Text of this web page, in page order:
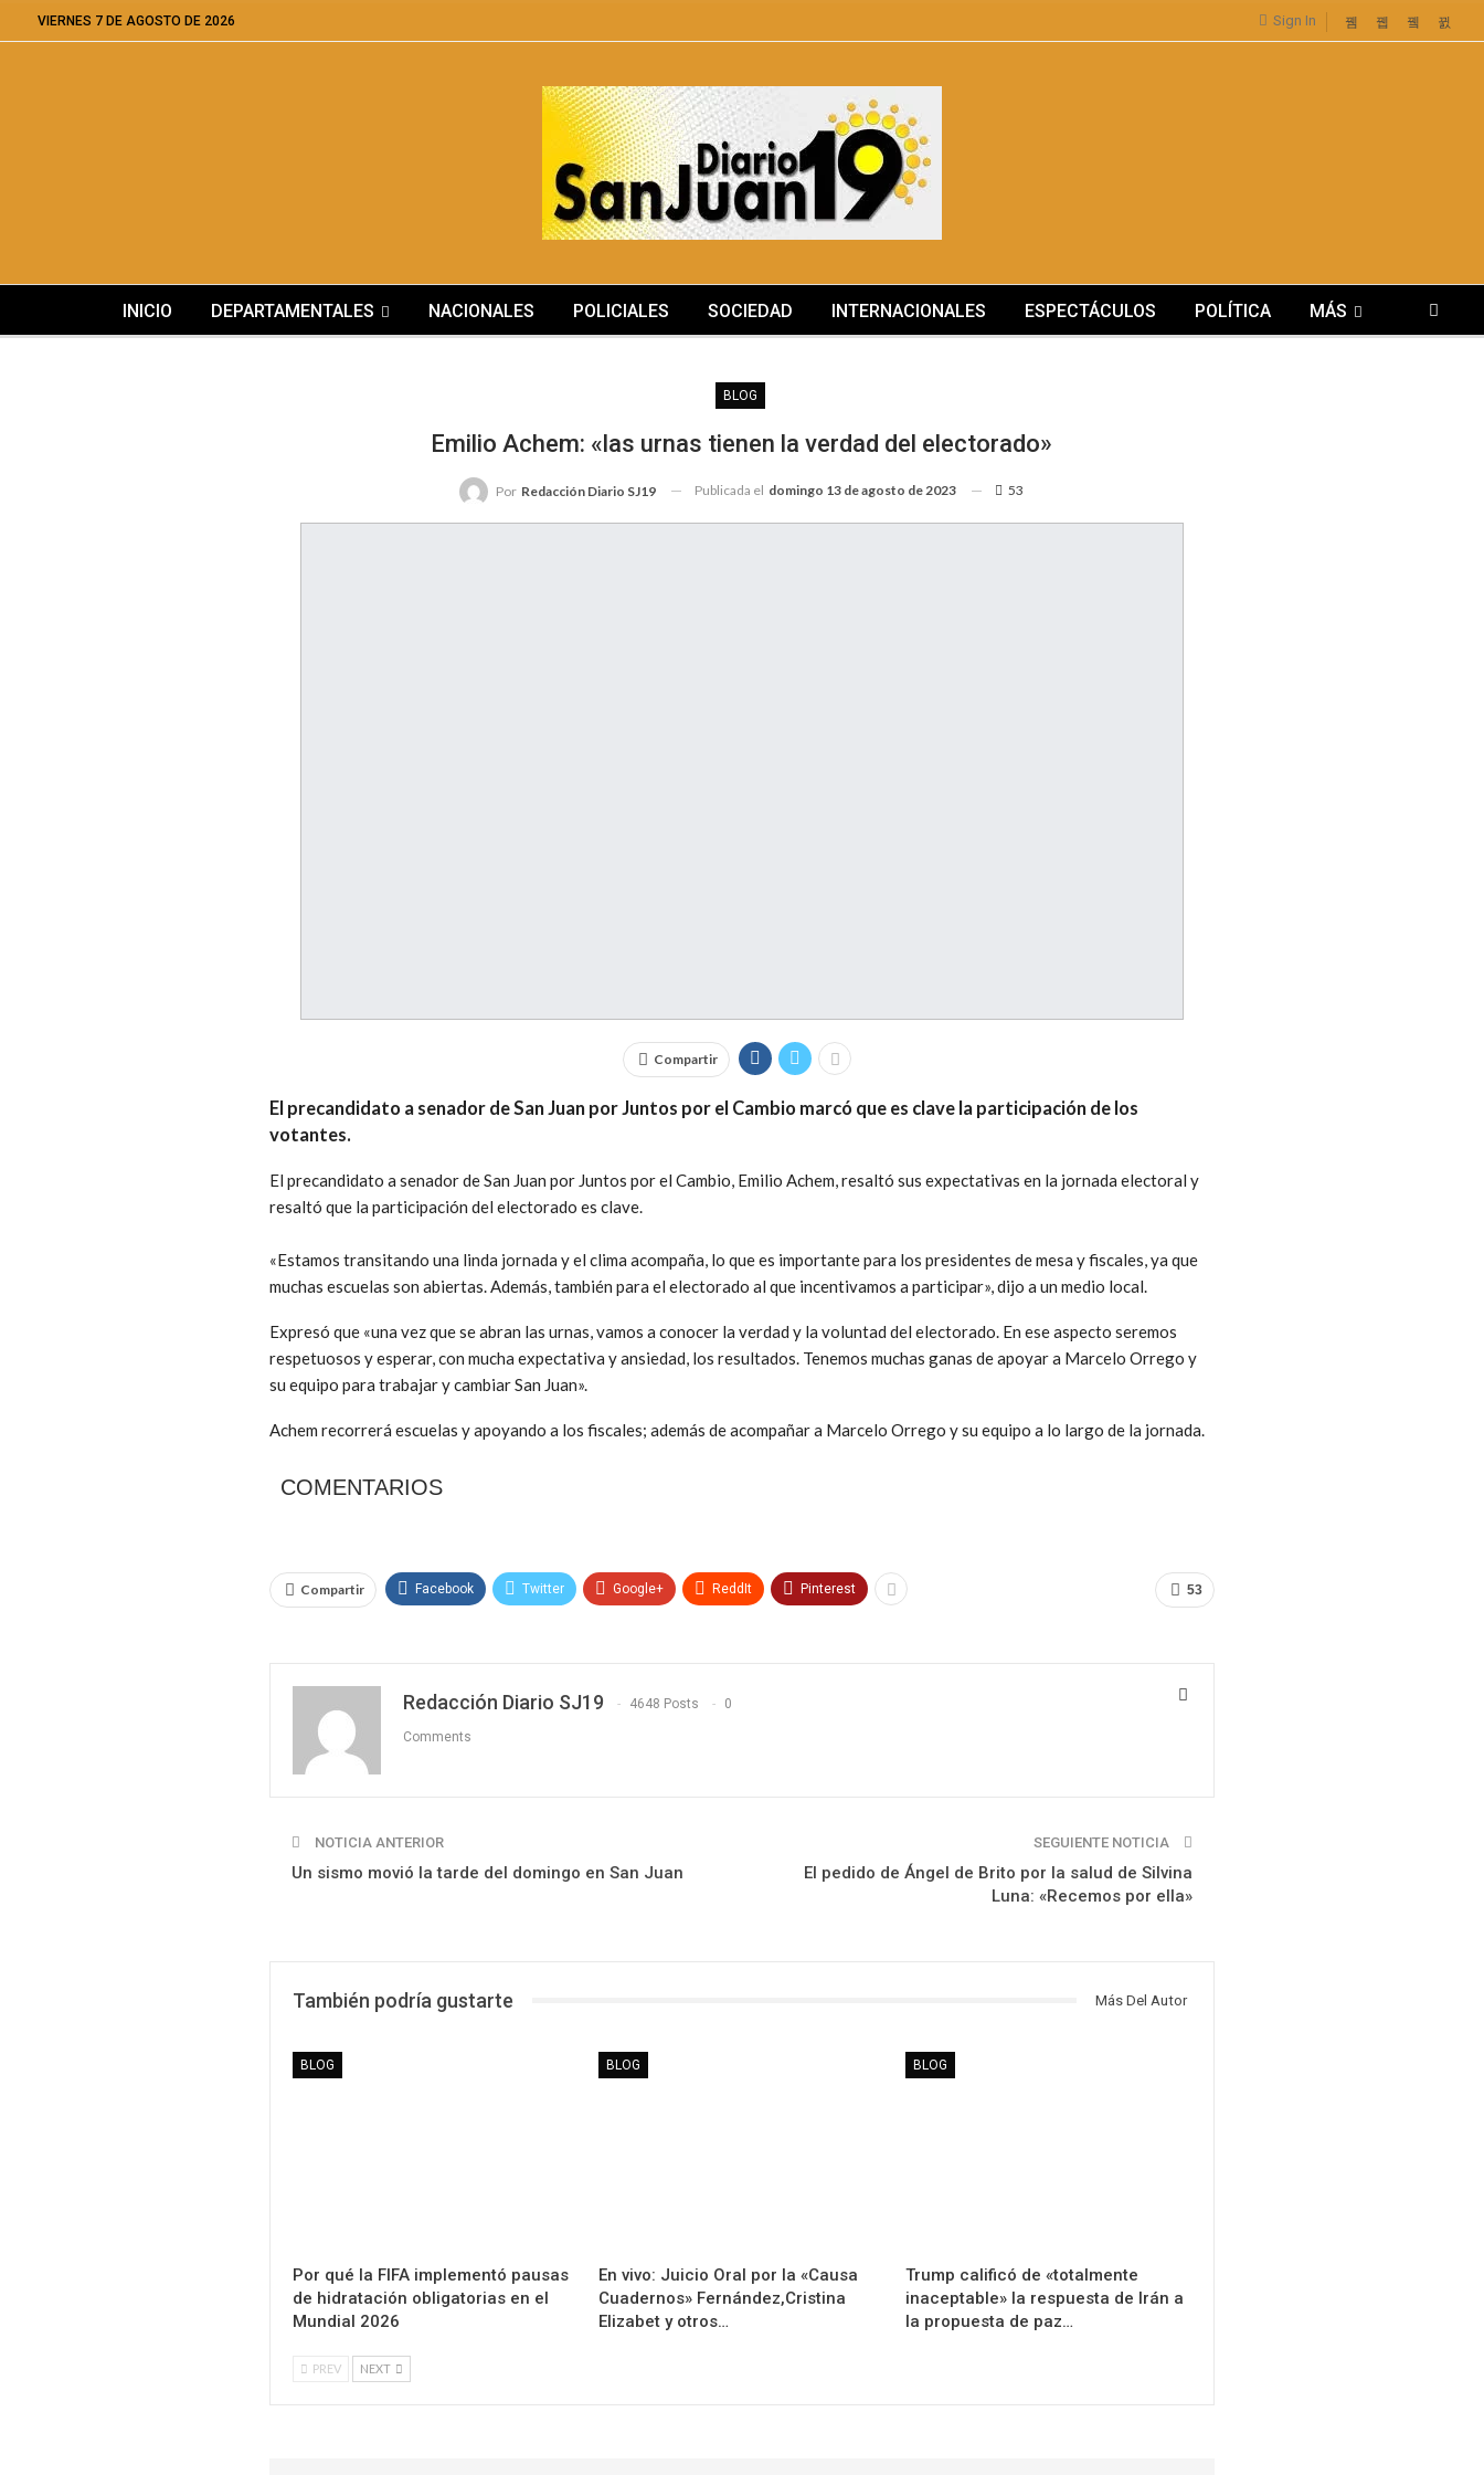
Sign In
VIERNES 7 DE AGOSTO DE 2026
INICIO DEPARTAMENTALES NACIONALES POLICIALES SOCIEDAD INTERNACIONALES ESPECTÁCULOS POLÍTICA MÁS
BLOG
Emilio Achem: «las urnas tienen la verdad del electorado»
Por Redacción Diario SJ19 Publicada el domingo 13 de agosto de 2023 53
Compartir
El precandidato a senador de San Juan por Juntos por el Cambio marcó que es clave la participación de los
votantes.
El precandidato a senador de San Juan por Juntos por el Cambio, Emilio Achem, resaltó sus expectativas en la jornada electoral y
resaltó que la participación del electorado es clave.
«Estamos transitando una linda jornada y el clima acompaña, lo que es importante para los presidentes de mesa y fiscales, ya que
muchas escuelas son abiertas. Además, también para el electorado al que incentivamos a participar», dijo a un medio local.
Expresó que «una vez que se abran las urnas, vamos a conocer la verdad y la voluntad del electorado. En ese aspecto seremos
respetuosos y esperar, con mucha expectativa y ansiedad, los resultados. Tenemos muchas ganas de apoyar a Marcelo Orrego y
su equipo para trabajar y cambiar San Juan».
Achem recorrerá escuelas y apoyando a los fiscales; además de acompañar a Marcelo Orrego y su equipo a lo largo de la jornada.
COMENTARIOS
53
Compartir Facebook Twitter Google+ ReddIt Pinterest
Redacción Diario SJ19 4648 Posts 0
Comments
NOTICIA ANTERIOR
Un sismo movió la tarde del domingo en San Juan
SEGUIENTE NOTICIA
El pedido de Ángel de Brito por la salud de Silvina
Luna: «Recemos por ella»
También podría gustarte Más Del Autor
BLOG
Por qué la FIFA implementó pausas
de hidratación obligatorias en el
Mundial 2026
BLOG
En vivo: Juicio Oral por la «Causa
Cuadernos» Fernández,Cristina
Elizabet y otros…
BLOG
Trump calificó de «totalmente
inaceptable» la respuesta de Irán a
la propuesta de paz…
PREV NEXT